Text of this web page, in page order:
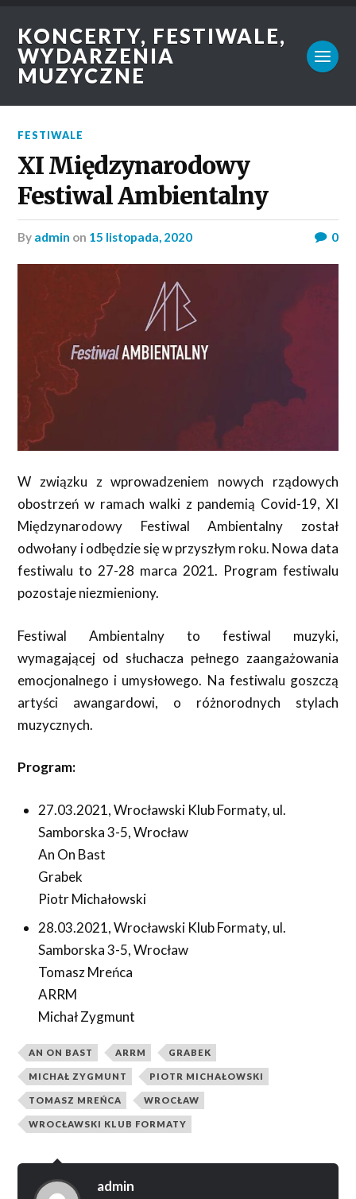
KONCERTY, FESTIWALE,
WYDARZENIA
MUZYCZNE
FESTIWALE
XI Międzynarodowy
Festiwal Ambientalny
by admin on 15 listopada, 2020 0
W związku z wprowadzeniem nowych rządowych
obostrzeń w ramach walki z pandemią Covid-19, XI
Międzynarodowy Festiwal Ambientalny został
odwołany i odbędzie się w przyszłym roku. Nowa data
festiwalu to 27-28 marca 2021. Program festiwalu
pozostaje niezmieniony.
Festiwal Ambientalny to festiwal muzyki,
wymagającej od słuchacza pełnego zaangażowania
emocjonalnego i umysłowego. Na festiwalu goszczą
artyści awangardowi, o różnorodnych stylach
muzycznych.
Program:
27.03.2021, Wrocławski Klub Formaty, ul.
Samborska 3-5, Wrocław
An On Bast
Grabek
Piotr Michałowski
28.03.2021, Wrocławski Klub Formaty, ul.
Samborska 3-5, Wrocław
Tomasz Mreńca
ARRM
Michał Zygmunt
AN ON BAST ARRM GRABEK
MICHAŁ ZYGMUNT PIOTR MICHAŁOWSKI
TOMASZ MREŃCA WROCŁAW
WROCŁAWSKI KLUB FORMATY
admin